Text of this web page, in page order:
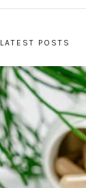
LATEST POSTS